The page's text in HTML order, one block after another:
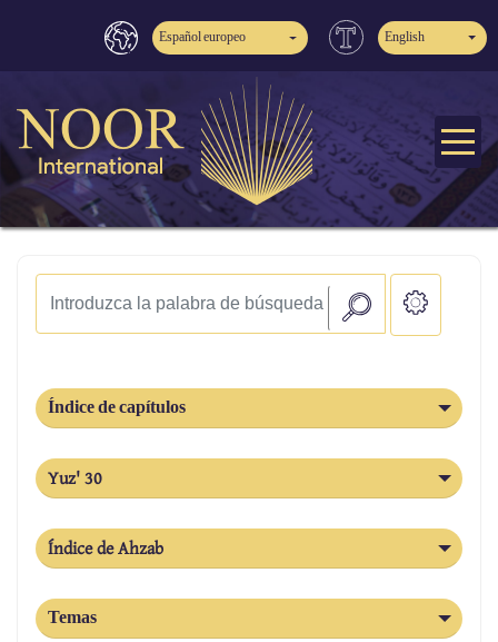
Español europeo English
Índice de capítulos
Yuz' 30
Índice de Ahzab
Temas